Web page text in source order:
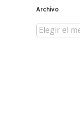
Archivo
Archivo